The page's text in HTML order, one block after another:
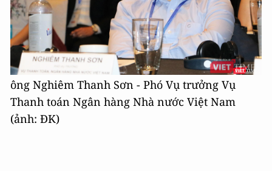
ông Nghiêm Thanh Sơn - Phó Vụ trưởng Vụ
Thanh toán Ngân hàng Nhà nước Việt Nam
(ảnh: ĐK)